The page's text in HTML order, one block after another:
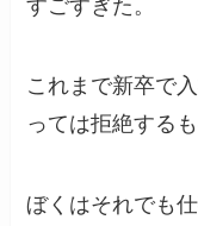
すごすぎた。
これまで新卒で
っては拒絶するも
ぼくはそれでも